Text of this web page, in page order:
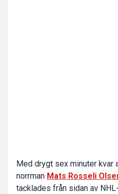
Med drygt sex minuter kvar
norrman Mats Rosseli
tacklades från sidan av